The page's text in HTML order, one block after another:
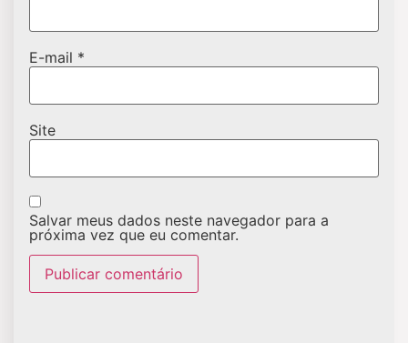
E-mail *
Site
Salvar meus dados neste navegador para a
próxima vez que eu comentar.